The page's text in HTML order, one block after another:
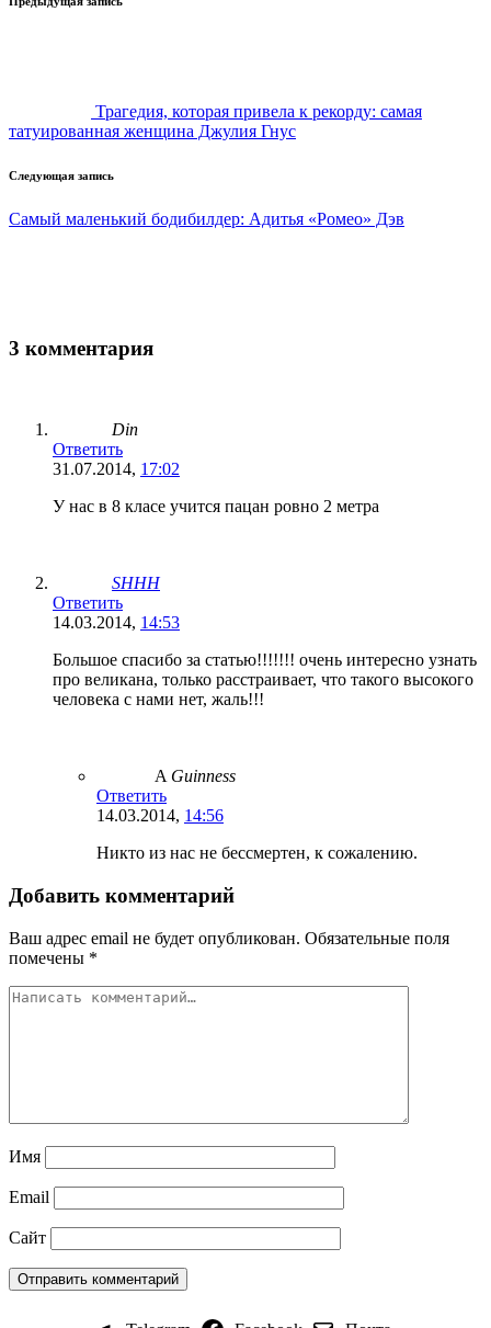
Навигация
Трагедия, которая привела к рекорду: самая
татуированная женщина Джулия Гнус
Следующая запись
Самый маленький бодибилдер: Адитья «Ромео» Дэв
3 комментария
Din
Ответить
31.07.2014, 17:02
У нас в 8 класе учится пацан ровно 2 метра
SHHH
Ответить
14.03.2014, 14:53
Большое спасибо за статью!!!!!!! очень интересно узнать
про великана, только расстраивает, что такого высокого
человека с нами нет, жаль!!!
A Guinness
Ответить
14.03.2014, 14:56
Никто из нас не бессмертен, к сожалению.
Добавить комментарий
Ваш адрес email не будет опубликован. Обязательные поля
помечены *
Имя
Email
Сайт